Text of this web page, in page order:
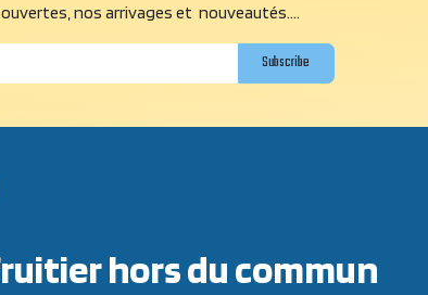
nos arrivages et nouveautés....
Subscribe
hors du commun